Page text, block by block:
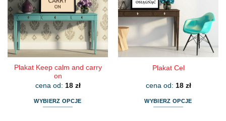
można
wybrać
na
stronie
produktu
można
wybrać
na
stronie
produktu
Plakat Keep calm and carry
on
cena od: 18 zł
WYBIERZ OPCJE
Plakat Cel
cena od: 18 zł
WYBIERZ OPCJE